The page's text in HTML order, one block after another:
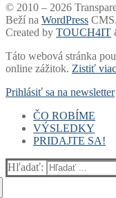
© 2010 – 2026
Beží na WordPress CMS.
Created by TOUCH4IT
Táto webová stránka
online zážitok. Zistiť viac
Prihlásiť sa na newsletter
ČO ROBÍME
Voľby a
Samospráva
VÝSLEDKY
Rebríčky a
Blog
Newsletter
PRIDAJTE SA!
2 % dane
Podpora zo
Hľadať: